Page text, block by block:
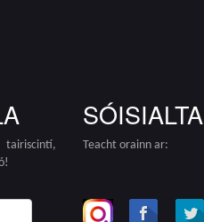
SÓISIALTA
Teacht orainn ar: